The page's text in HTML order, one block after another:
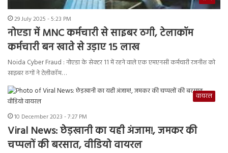
29 July 2025 - 5:23 PM
नोएडा में MNC कर्मचारी से साइबर ठगी, टेलाकॉम
कर्मचारी बन खाते से उड़ाए 15 लाख
Noida Cyber Fraud : नोएडा के सेक्टर 11 में रहने वाले एक एमएनसी कर्मचारी रजनीश को
साइबर ठगों ने टेलीकॉम…
वायरल
10 December 2023 - 7:27 PM
Viral News: छेड़खानी का यही अंजाम!, जमकर की
चप्पलों की बरसात, वीडियो वायरल